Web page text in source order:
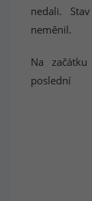
nedali.
neměnil.
Na začátku
poslední